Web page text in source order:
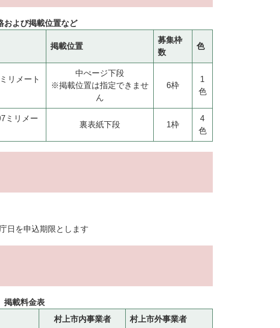
および掲載位置など
掲載位置
募集枠
数
色
リメート
中ぺージ下段
※掲載位置は指定できませ
ん
6枠
1
色
ミリメー
裏表紙下段 1枠
4
色
日を申込期限とします
掲載料金表
村上市内事業者 村上市外事業者